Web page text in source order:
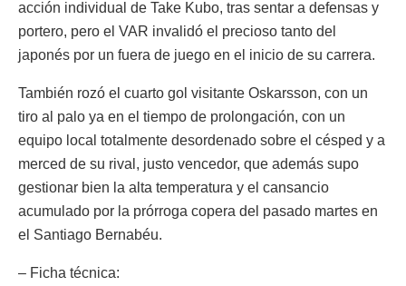
acción individual de Take Kubo, tras sentar a defensas y
portero, pero el VAR invalidó el precioso tanto del
japonés por un fuera de juego en el inicio de su carrera.
También rozó el cuarto gol visitante Oskarsson, con un
tiro al palo ya en el tiempo de prolongación, con un
equipo local totalmente desordenado sobre el césped y a
merced de su rival, justo vencedor, que además supo
gestionar bien la alta temperatura y el cansancio
acumulado por la prórroga copera del pasado martes en
el Santiago Bernabéu.
– Ficha técnica: